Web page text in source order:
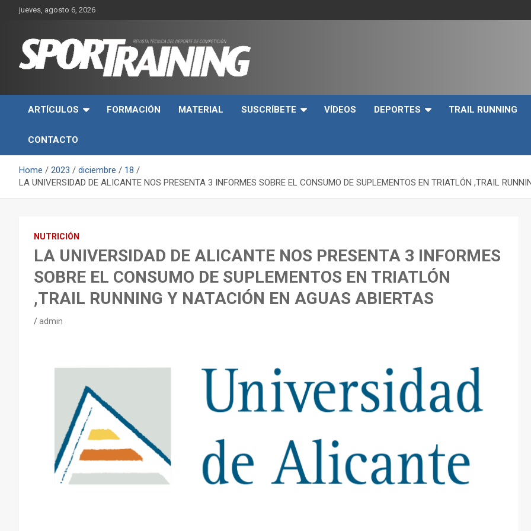
jueves, agosto 6, 2026
Revista técnica del
rendimiento, nutrición y entrenamiento.
ARTÍCULOS
FORMACIÓN MATERIAL SUSCRÍBETE VÍDEOS DEPORTES TRAIL RUNNING
CONTACTO
Home 2023 diciembre
18
LA UNIVERSIDAD DE ALICANTE NOS PRESENTA 3 INFORMES SOBRE EL CONSUMO DE SUPLEMENTOS EN TRIATLÓN ,TRAIL
NUTRICIÓN
LA UNIVERSIDAD DE ALICANTE NOS PRESENTA 3 INFORMES
SOBRE EL CONSUMO DE SUPLEMENTOS EN TRIATLÓN
,TRAIL RUNNING Y NATACIÓN EN AGUAS ABIERTAS
admin